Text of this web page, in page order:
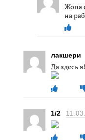
Жопа
на
лакшери
Да здесь
1/2